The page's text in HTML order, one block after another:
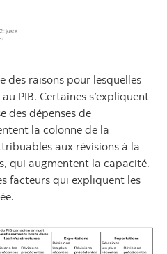
des raisons pour lesquelles
PIB. Certaines s’expliquent
des dépenses de
la colonne de la
aux révisions à la
qui augmentent la capacité.
facteurs qui expliquent les